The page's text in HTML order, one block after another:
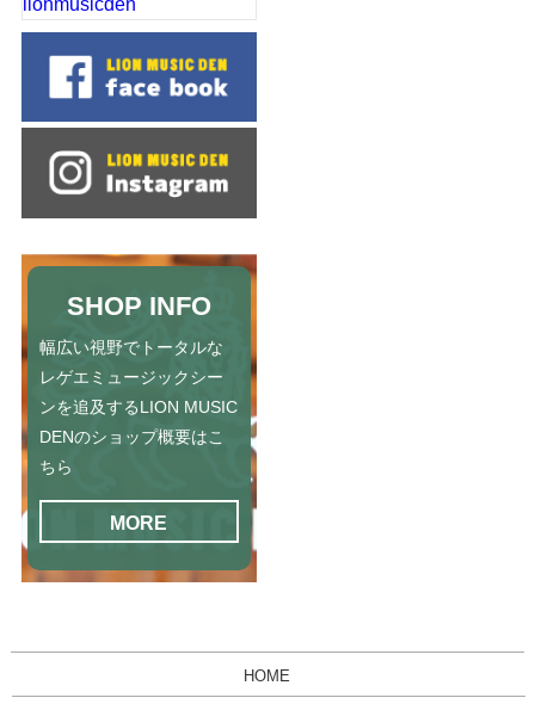
lionmusicden
SHOP INFO
幅広い視野でトータルな
レゲエミュージックシー
ンを追及するLION MUSIC
DENのショップ概要はこ
ちら
MORE
HOME